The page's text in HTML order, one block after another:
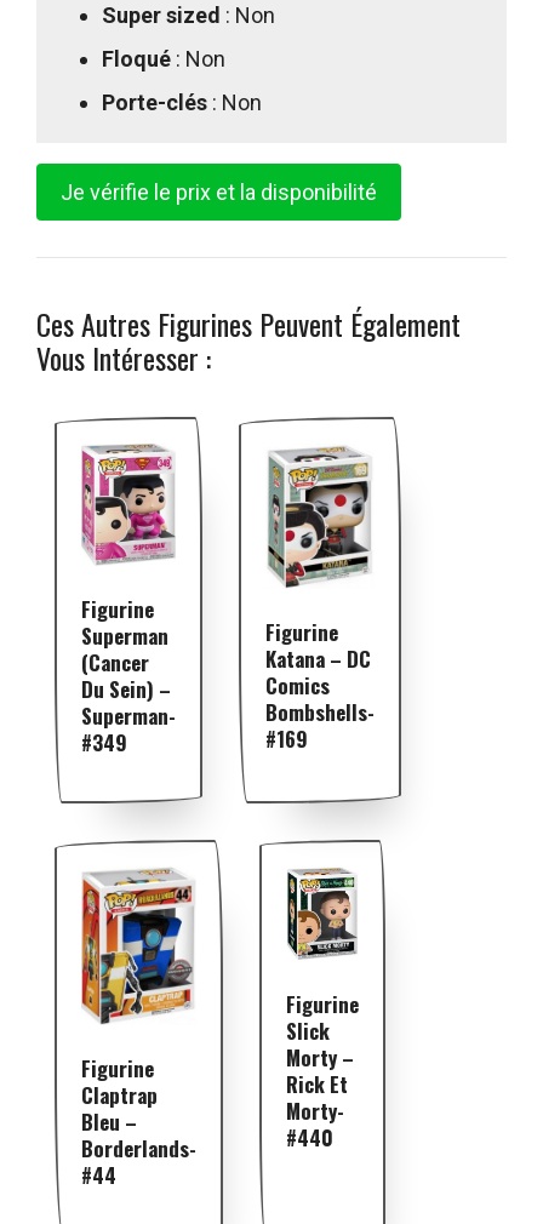
Super sized : Non
Floqué : Non
Porte-clés : Non
Je vérifie le prix et la disponibilité
Ces Autres Figurines Peuvent Également
Vous Intéresser :
Figurine
Superman
(Cancer
Du Sein) –
Superman-
#349
Figurine
Katana – DC
Comics
Bombshells-
#169
Figurine
Claptrap
Bleu –
Borderlands-
#44
Figurine
Slick
Morty –
Rick Et
Morty-
#440